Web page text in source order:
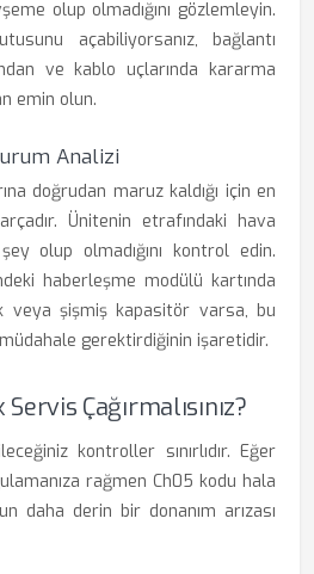
olup olmadığını gözlemleyin.
açabiliyorsanız, bağlantı
ve kablo uçlarında kararma
emin olun.
Analizi
doğrudan maruz kaldığı için en
Ünitenin etrafındaki hava
olup olmadığını kontrol edin.
haberleşme modülü kartında
veya şişmiş kapasitör varsa, bu
gerektirdiğinin işaretidir.
Çağırmalısınız?
kontroller sınırlıdır. Eğer
rağmen Ch05 kodu hala
daha derin bir donanım arızası